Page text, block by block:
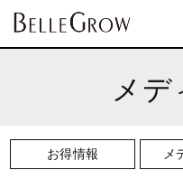
メデ
お得情報 メ